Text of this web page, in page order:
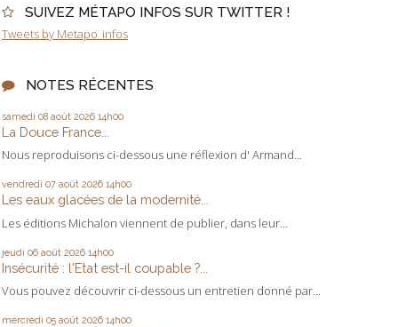
SUIVEZ MÉTAPO INFOS SUR TWITTER !
Tweets by Metapo_infos
NOTES RÉCENTES
samedi 08 août 2026 14h00
La Douce France...
Nous reproduisons ci-dessous une réflexion d' Armand...
vendredi 07 août 2026 14h00
Les eaux glacées de la modernité...
Les éditions Michalon viennent de publier, dans leur...
jeudi 06 août 2026 14h00
Insécurité : l'Etat est-il coupable ?...
Vous pouvez découvrir ci-dessous un entretien donné par...
mercredi 05 août 2026 14h00